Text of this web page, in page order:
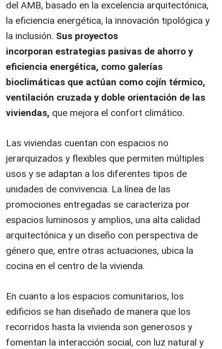
del AMB, basado en la excelencia arquitectónica,
la eficiencia energética, la innovación tipológica y
la inclusión. Sus proyectos
incorporan estrategias pasivas de ahorro y
eficiencia energética, como galerías
bioclimáticas que actúan como cojín térmico,
ventilación cruzada y doble orientación de las
viviendas, que mejora el confort climático.
Las viviendas cuentan con espacios no
jerarquizados y flexibles que permiten múltiples
usos y se adaptan a los diferentes tipos de
unidades de convivencia. La línea de las
promociones entregadas se caracteriza por
espacios luminosos y amplios, una alta calidad
arquitectónica y un diseño con perspectiva de
género que, entre otras actuaciones, ubica la
cocina en el centro de la vivienda.
En cuanto a los espacios comunitarios, los
edificios se han diseñado de manera que los
recorridos hasta la vivienda son generosos y
fomentan la interacción social, con luz natural y